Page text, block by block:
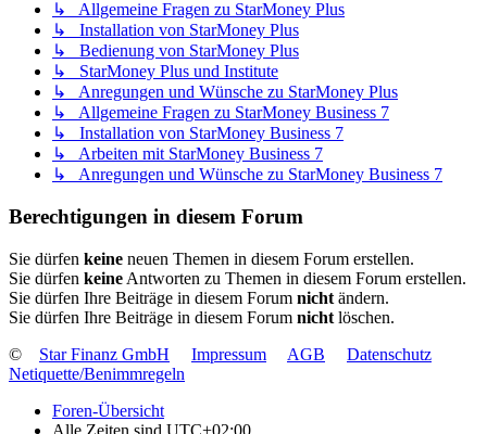
↳ Allgemeine Fragen zu StarMoney Plus
↳ Installation von StarMoney Plus
↳ Bedienung von StarMoney Plus
↳ StarMoney Plus und Institute
↳ Anregungen und Wünsche zu StarMoney Plus
↳ Allgemeine Fragen zu StarMoney Business 7
↳ Installation von StarMoney Business 7
↳ Arbeiten mit StarMoney Business 7
↳ Anregungen und Wünsche zu StarMoney Business 7
Berechtigungen in diesem Forum
Sie dürfen keine neuen Themen in diesem Forum erstellen.
Sie dürfen keine Antworten zu Themen in diesem Forum erstellen.
Sie dürfen Ihre Beiträge in diesem Forum nicht ändern.
Sie dürfen Ihre Beiträge in diesem Forum nicht löschen.
©
Star Finanz GmbH Impressum AGB
Datenschutz
Netiquette/Benimmregeln
Foren-Übersicht
Alle Zeiten sind UTC+02:00